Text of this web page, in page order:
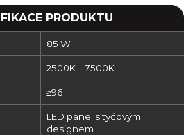
PRODUKTU
85 W
2500K – 7500K
≥96
LED panel s tyčovým
designem